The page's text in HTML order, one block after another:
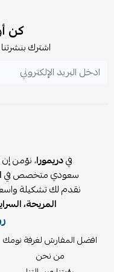
تسمح الآلية المتطورة
الشخصية في النوم أو
ما الذي يميز
التصنيع؟
نقدم خيارات متنوعة
المظهر الأنيق والسهولة
اطلبيسرير بتنجيد
مستويات الراحة التي
كن
اشترك
فيدريمورا، نؤمن
سعودي متخصص في
نقدم لك تشكيلة
المريحة،
افضل المفارش لغرفة نومك
من نحن